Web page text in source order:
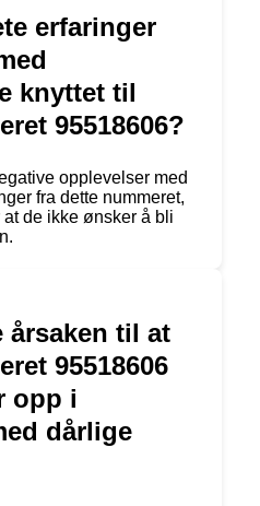
erfaringer
knyttet til
95518606?
opplevelser med
fra dette nummeret,
de ikke ønsker å bli
årsaken til at
95518606
opp i
dårlige